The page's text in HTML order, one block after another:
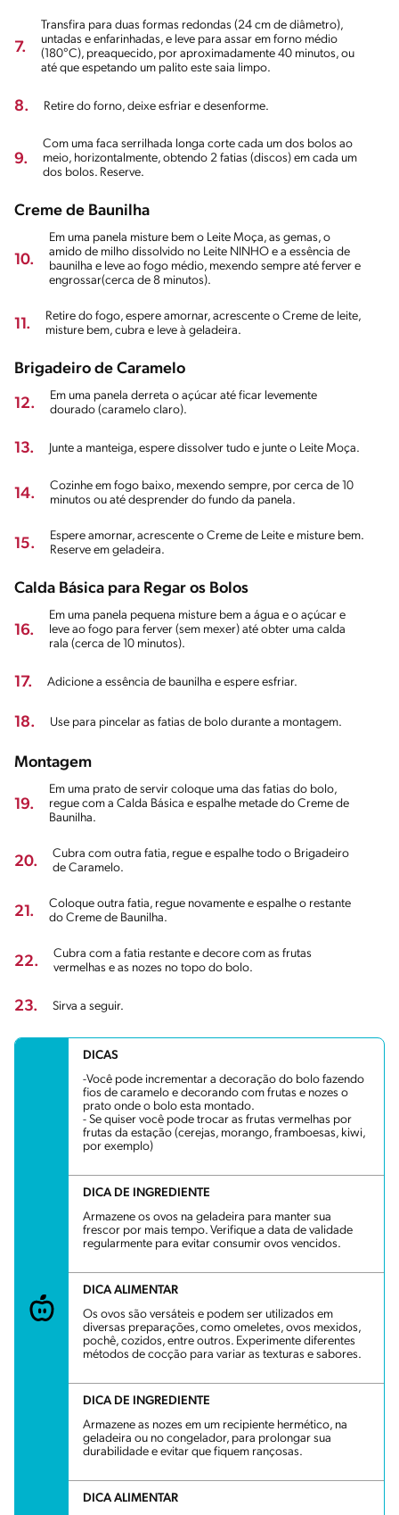
7.
Transfira para duas formas redondas (24 cm de diâmetro),
untadas e enfarinhadas, e leve para assar em forno médio
(180°C), preaquecido, por aproximadamente 40 minutos, ou
até que espetando um palito este saia limpo.
8. Retire do forno, deixe esfriar e desenforme.
9.
Com uma faca serrilhada longa corte cada um dos bolos ao
meio, horizontalmente, obtendo 2 fatias (discos) em cada um
dos bolos. Reserve.
Creme de Baunilha
10.
Em uma panela misture bem o Leite Moça, as gemas, o
amido de milho dissolvido no Leite NINHO e a essência de
baunilha e leve ao fogo médio, mexendo sempre até ferver e
engrossar(cerca de 8 minutos).
11.
Retire do fogo, espere amornar, acrescente o Creme de leite,
misture bem, cubra e leve à geladeira.
Brigadeiro de Caramelo
12.
Em uma panela derreta o açúcar até ficar levemente
dourado (caramelo claro).
13. Junte a manteiga, espere dissolver tudo e junte o Leite Moça.
14.
Cozinhe em fogo baixo, mexendo sempre, por cerca de 10
minutos ou até desprender do fundo da panela.
15.
Espere amornar, acrescente o Creme de Leite e misture bem.
Reserve em geladeira.
Calda Básica para Regar os Bolos
16.
Em uma panela pequena misture bem a água e o açúcar e
leve ao fogo para ferver (sem mexer) até obter uma calda
rala (cerca de 10 minutos).
17. Adicione a essência de baunilha e espere esfriar.
18. Use para pincelar as fatias de bolo durante a montagem.
Montagem
19.
Em uma prato de servir coloque uma das fatias do bolo,
regue com a Calda Básica e espalhe metade do Creme de
Baunilha.
20.
Cubra com outra fatia, regue e espalhe todo o Brigadeiro
de Caramelo.
21.
Coloque outra fatia, regue novamente e espalhe o restante
do Creme de Baunilha.
22.
Cubra com a fatia restante e decore com as frutas
vermelhas e as nozes no topo do bolo.
23. Sirva a seguir.
DICAS
-Você pode incrementar a decoração do bolo fazendo
fios de caramelo e decorando com frutas e nozes o
prato onde o bolo esta montado.
- Se quiser você pode trocar as frutas vermelhas por
frutas da estação (cerejas, morango, framboesas, kiwi,
por exemplo)
DICA DE INGREDIENTE
Armazene os ovos na geladeira para manter sua
frescor por mais tempo. Verifique a data de validade
regularmente para evitar consumir ovos vencidos.
DICA ALIMENTAR
Os ovos são versáteis e podem ser utilizados em
diversas preparações, como omeletes, ovos mexidos,
pochê, cozidos, entre outros. Experimente diferentes
métodos de cocção para variar as texturas e sabores.
DICA DE INGREDIENTE
Armazene as nozes em um recipiente hermético, na
geladeira ou no congelador, para prolongar sua
durabilidade e evitar que fiquem rançosas.
DICA ALIMENTAR